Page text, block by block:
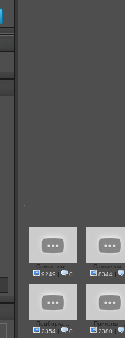
Самые см...
9249 | 0
Самые
8344|
Подборка...
2354| 0
Приколы
2380 |